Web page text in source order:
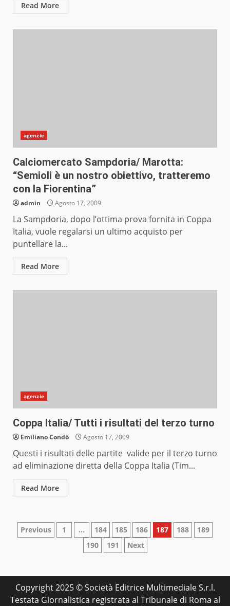
Read More
agenzie
Calciomercato Sampdoria/ Marotta:
“Semioli è un nostro obiettivo, tratteremo
con la Fiorentina”
admin Agosto 17, 2009
La Sampdoria, dopo l’ottima prova fornita in Coppa
Italia, vuole regalarsi un ultimo acquisto per
puntellare la...
Read More
agenzie
Coppa Italia/ Tutti i risultati del terzo turno
Emiliano Condò Agosto 17, 2009
Questi i risultati delle partite valide per il terzo turno
ad eliminazione diretta della Coppa Italia (Tim...
Read More
Paginazione
articoli
Previous 1 … 184 185 186 187 188
189
190
191 Next
Copyright 2025 © Società Editrice Multimediale S.r.l.
Testata Giornalistica registrata al Tribunale di Roma al